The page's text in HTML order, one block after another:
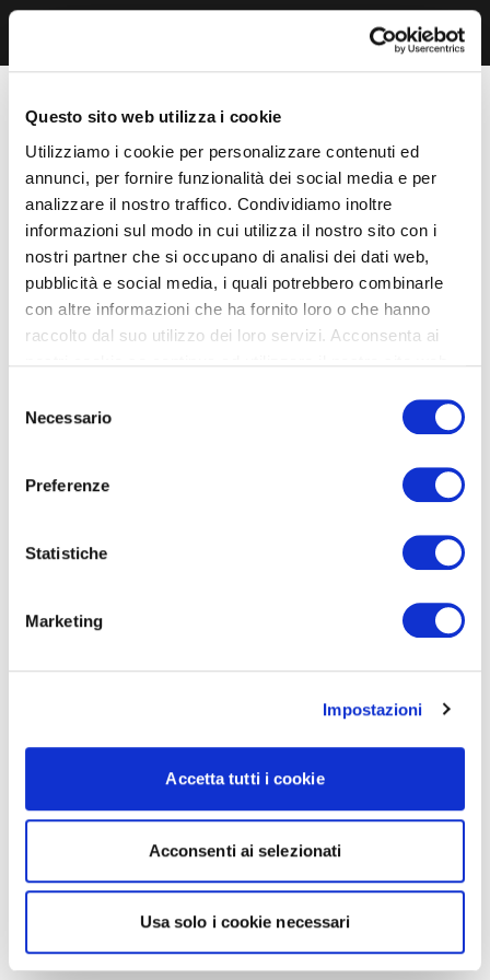
Questo sito web utilizza i cookie
Utilizziamo i cookie per personalizzare contenuti ed
annunci, per fornire funzionalità dei social media e per
analizzare il nostro traffico. Condividiamo inoltre
informazioni sul modo in cui utilizza il nostro sito con i
nostri partner che si occupano di analisi dei dati web,
pubblicità e social media, i quali potrebbero combinarle
con altre informazioni che ha fornito loro o che hanno
raccolto dal suo utilizzo dei loro servizi. Acconsenta ai
delNecessario
Preferenze
Statistiche
Marketing
Impostazioni
Accetta tutti i cookie
Acconsenti ai selezionati
Usa solo i cookie necessari